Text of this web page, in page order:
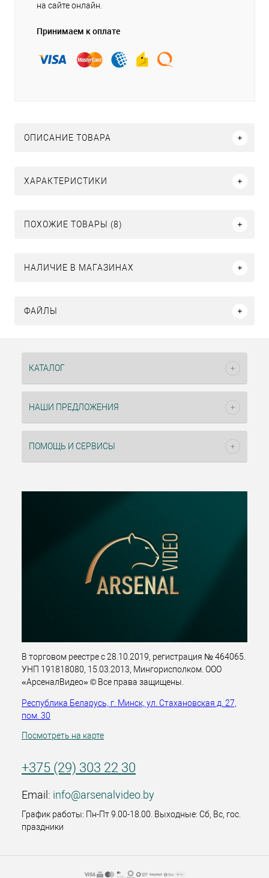
на сайте онлайн.
Принимаем к оплате
ОПИСАНИЕ ТОВАРА
ХАРАКТЕРИСТИКИ
ПОХОЖИЕ ТОВАРЫ (8)
НАЛИЧИЕ В МАГАЗИНАХ
ФАЙЛЫ
КАТАЛОГ
НАШИ ПРЕДЛОЖЕНИЯ
ПОМОЩЬ И СЕРВИСЫ
В торговом реестре с 28.10.2019, регистрация № 464065.
УНП 191818080, 15.03.2013, Мингорисполком. ООО
«АрсеналВидео» © Все права защищены.
Республика Беларусь, г. Минск, ул. Стахановская д. 27,
пом. 30
Посмотреть на карте
+375 (29) 303 22 30
Email: info@arsenalvideo.by
График работы: Пн-Пт 9.00-18.00. Выходные: Сб, Вс, гос.
праздники